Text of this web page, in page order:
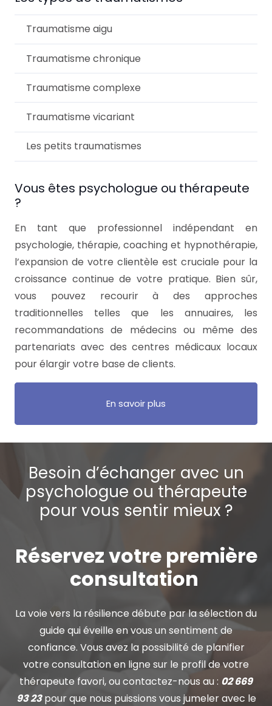
Traumatisme aigu
Traumatisme chronique
Traumatisme complexe
Traumatisme vicariant
Les petits traumatismes
Vous êtes psychologue ou thérapeute
?
En tant que professionnel indépendant en
psychologie, thérapie, coaching et hypnothérapie,
l’expansion de votre clientèle est cruciale pour la
croissance continue de votre pratique. Bien sûr,
vous pouvez recourir à des approches
traditionnelles telles que les annuaires, les
recommandations de médecins ou même des
partenariats avec des centres médicaux locaux
pour élargir votre base de clients.
En savoir plus
Besoin d’échanger avec un
psychologue ou thérapeute
pour vous sentir mieux ?
Réservez votre première
consultation
La voie vers la résilience débute par la sélection du
guide qui éveille en vous un sentiment de
confiance. Vous avez la possibilité de planifier
votre consultation en ligne sur le profil de votre
thérapeute favori, ou contactez-nous au : 02 669
93 23pour que nous puissions vous jumeler avec le